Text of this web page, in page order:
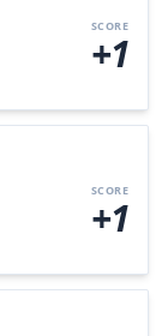
SCORE
+1
SCORE
+1